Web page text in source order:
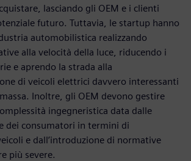
lasciando gli OEM e i clienti
futuro. Tuttavia, le startup hanno
automobilistica realizzando
alla velocità della luce, riducendo i
e aprendo la strada alla
di veicoli elettrici davvero interessanti
Inoltre, gli OEM devono gestire
ingegneristica data dalle
dei consumatori in termini di
e dall’introduzione di normative
più severe.